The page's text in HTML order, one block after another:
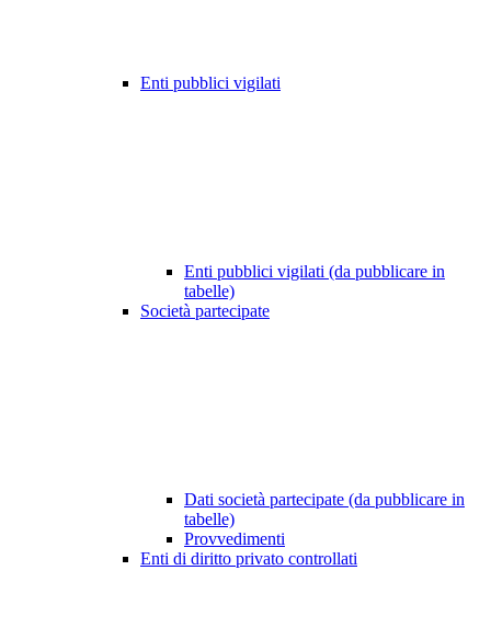
Enti pubblici vigilati
Enti pubblici vigilati (da pubblicare in
tabelle)
Società partecipate
Dati società partecipate (da pubblicare in
tabelle)
Provvedimenti
Enti di diritto privato controllati